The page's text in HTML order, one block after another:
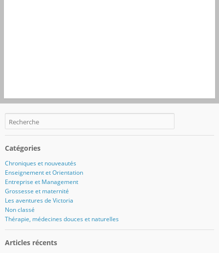
Catégories
Chroniques et nouveautés
Enseignement et Orientation
Entreprise et Management
Grossesse et maternité
Les aventures de Victoria
Non classé
Thérapie, médecines douces et naturelles
Articles récents